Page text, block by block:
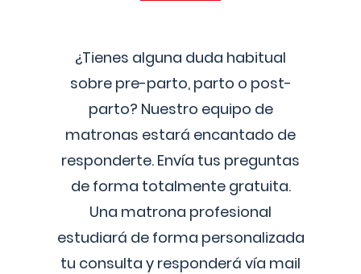
¿Tienes alguna duda habitual
sobre pre-parto, parto o post-
parto? Nuestro equipo de
matronas estará encantado de
responderte. Envía tus preguntas
de forma totalmente gratuita.
Una matrona profesional
estudiará de forma personalizada
tu consulta y responderá vía mail